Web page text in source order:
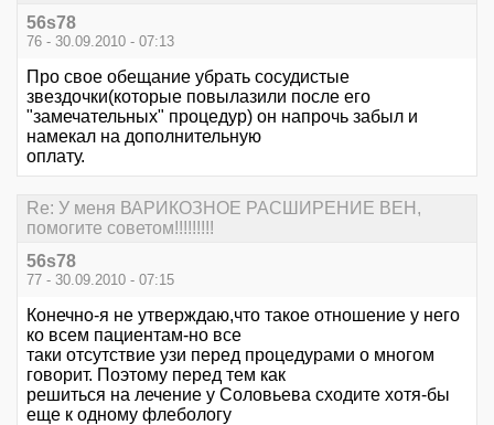
56s78
76 - 30.09.2010 - 07:13
Про свое обещание убрать сосудистые
звездочки(которые повылазили после его
"замечательных" процедур) он напрочь забыл и
намекал на дополнительную
оплату.
Re: У меня ВАРИКОЗНОЕ РАСШИРЕНИЕ ВЕН,
помогите советом!!!!!!!!!
56s78
77 - 30.09.2010 - 07:15
Конечно-я не утверждаю,что такое отношение у него
ко всем пациентам-но все
таки отсутствие узи перед процедурами о многом
говорит. Поэтому перед тем как
решиться на лечение у Соловьева сходите хотя-бы
еще к одному флебологу